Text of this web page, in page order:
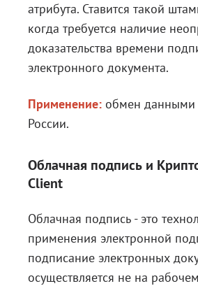
атрибута. Ставится такой
когда требуется наличие
доказательства времени
электронного документа.
Применение: обмен данными
России.
Облачная подпись и
Client
Облачная подпись - это
применения электронной
подписание электронных
осуществляется не на